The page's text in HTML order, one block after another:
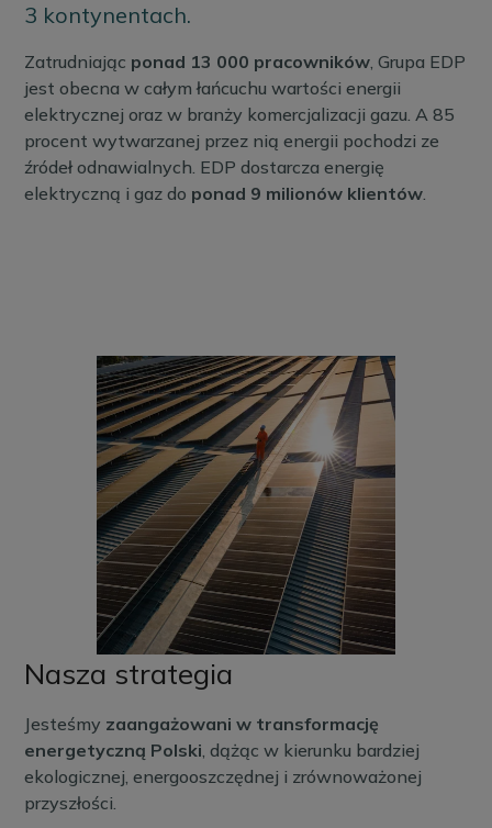
3 kontynentach.
Zatrudniając ponad 13 000 pracowników, Grupa EDP
jest obecna w całym łańcuchu wartości energii
elektrycznej oraz w branży komercjalizacji gazu. A 85
procent wytwarzanej przez nią energii pochodzi ze
źródeł odnawialnych. EDP dostarcza energię
elektryczną i gaz do ponad 9 milionów klientów.
Nasza strategia
Jesteśmy zaangażowani w transformację
energetyczną Polski, dążąc w kierunku bardziej
ekologicznej, energooszczędnej i zrównoważonej
przyszłości.